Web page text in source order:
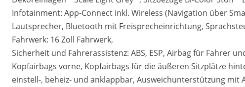
Infotainment: App-Connect inkl. Wireless (Navigation über
Lautsprecher, Bluetooth mit Freisprecheinrichtung,
Fahrwerk: 16 Zoll Fahrwerk,
Sicherheit und Fahrerassistenz: ABS, ESP, Airbag für Fahrer
Kopfairbags vorne, Kopfairbags für die äußeren Sitzplätze
einstell-, beheiz- und anklappbar, Ausweichunterstützung mit